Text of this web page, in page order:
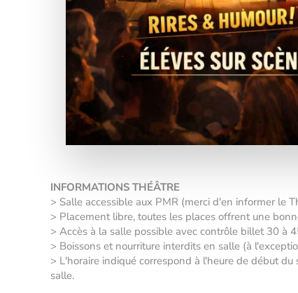
INFORMATIONS THÉÂTRE
> Salle accessible aux PMR (merci d'en informer le
> Placement libre, toutes les places offrent une
> Accès à la salle possible avec contrôle billet 30 à
> Boissons et nourriture interdits en salle (à
> L'horaire indiqué correspond à l'heure de début
salle.